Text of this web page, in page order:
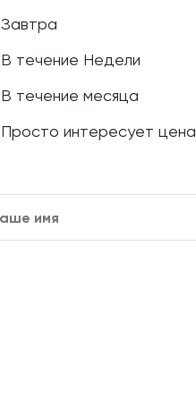
Завтра
В течение Недели
В течение месяца
Просто интересует цена